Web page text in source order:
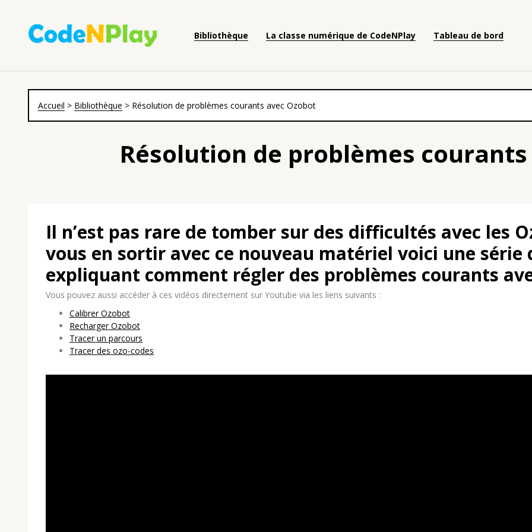
Bibliothèque La classe numérique de CodeNPlay Tableau de bord
Accueil > Bibliothèque > Résolution de problèmes courants avec Ozobot
Résolution de problèmes
Il n’est pas rare de tomber sur des difficultés avec les
vous en sortir avec ce nouveau matériel voici une série
expliquant comment régler des problèmes courants
Vous pouvez aussi accéder à ces vidéos directement sur Youtube via les liens suivants :
Calibrer Ozobot
Recharger Ozobot
Tracer un parcours
Tracer des ozo-codes